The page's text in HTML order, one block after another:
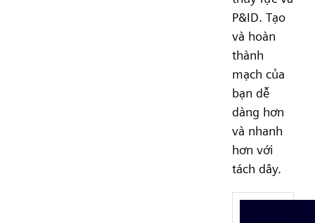
P&ID. Tạo
và hoàn
thành
mạch của
bạn dễ
dàng hơn
và nhanh
hơn với
tách dây.